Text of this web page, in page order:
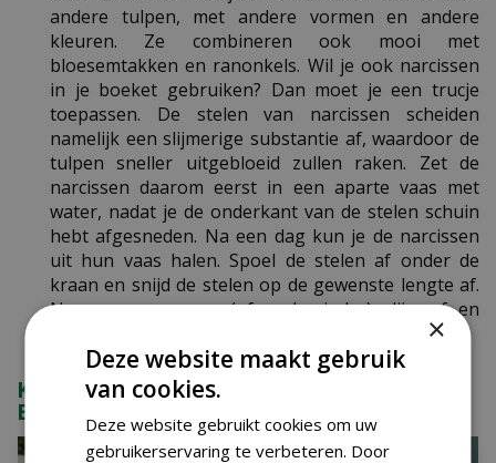
andere tulpen, met andere vormen en andere
kleuren. Ze combineren ook mooi met
bloesemtakken en ranonkels. Wil je ook narcissen
in je boeket gebruiken? Dan moet je een trucje
toepassen. De stelen van narcissen scheiden
namelijk een slijmerige substantie af, waardoor de
tulpen sneller uitgebloeid zullen raken. Zet de
narcissen daarom eerst in een aparte vaas met
water, nadat je de onderkant van de stelen schuin
hebt afgesneden. Na een dag kun je de narcissen
uit hun vaas halen. Spoel de stelen af onder de
kraan en snijd de stelen op de gewenste lengte af.
Nu geven ze geen (of veel minder) slijm af en
KIJK OOK EENS NAAR DE VOLGENDE
BERICHTEN:
×
Deze website maakt gebruik
van cookies.
Deze website gebruikt cookies om uw
gebruikerservaring te verbeteren. Door